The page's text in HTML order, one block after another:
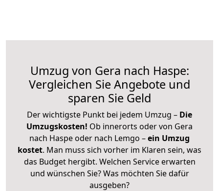
Umzug von Gera nach Haspe:
Vergleichen Sie Angebote und
sparen Sie Geld
Der wichtigste Punkt bei jedem Umzug – Die
Umzugskosten! Ob innerorts oder von Gera
nach Haspe oder nach Lemgo –ein Umzug
kostet. Man muss sich vorher im Klaren sein, was
das Budget hergibt. Welchen Service erwarten
und wünschen Sie? Was möchten Sie dafür
ausgeben?